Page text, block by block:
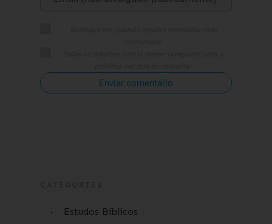
Enviar comentário
Estudos Bíblicos